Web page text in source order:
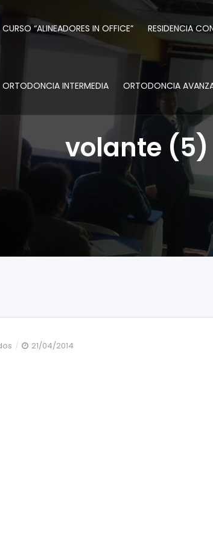
CURSO “ALINEADORES IN OFFICE” RESIDENCIA
ORTODONCIA INTERMEDIA ORTODONCIA
volante (5)
en
21/04/2014